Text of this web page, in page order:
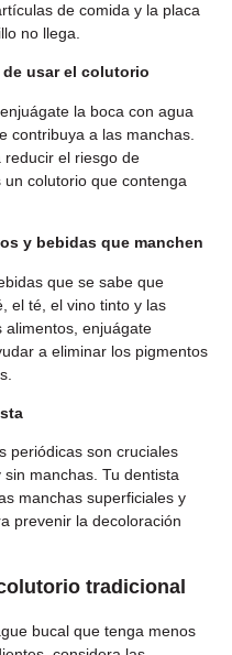
de comida y la placa
no llega.
usar el colutorio
la boca con agua
contribuya a las manchas.
reducir el riesgo de
colutorio que contenga
y bebidas que manchen
que se sabe que
el té, el vino tinto y las
alimentos, enjuágate
a eliminar los pigmentos
periódicas son cruciales
manchas. Tu dentista
manchas superficiales y
prevenir la decoloración
tradicional
bucal que tenga menos